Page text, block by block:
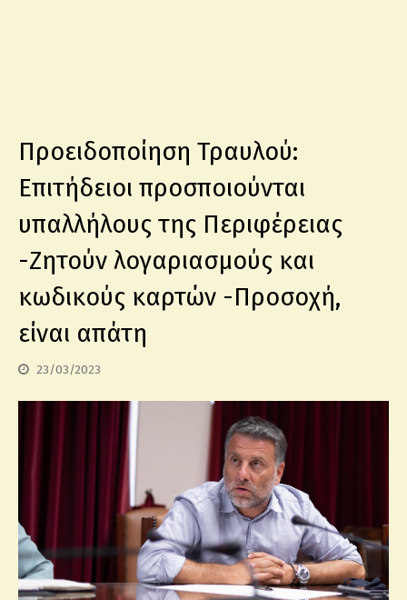
Προειδοποίηση Τραυλού:
Επιτήδειοι προσποιούνται
υπαλλήλους της Περιφέρειας
-Ζητούν λογαριασμούς και
κωδικούς καρτών -Προσοχή,
είναι απάτη
23/03/2023